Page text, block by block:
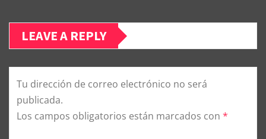
LEAVE A REPLY
Tu dirección de correo electrónico no será
publicada.
Los campos obligatorios están marcados con *